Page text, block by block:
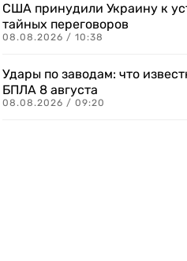
США принудили Украину к
тайных переговоров
08.08.2026 / 10:38
Удары по заводам: что
БПЛА 8 августа
08.08.2026 / 09:20